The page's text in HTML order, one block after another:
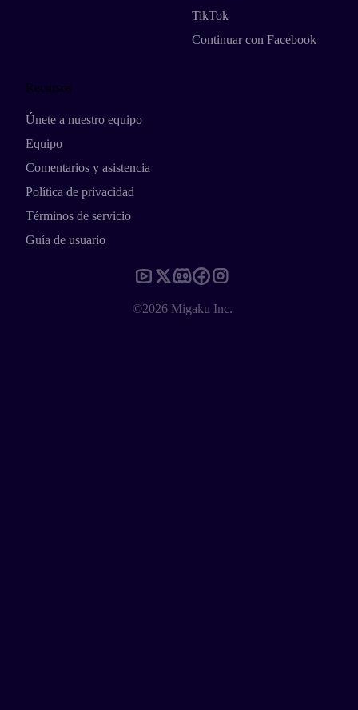
TikTok
Continuar con Facebook
Recursos
Únete a nuestro equipo
Equipo
Comentarios y asistencia
Política de privacidad
Términos de servicio
Guía de usuario
©2026 Migaku Inc.